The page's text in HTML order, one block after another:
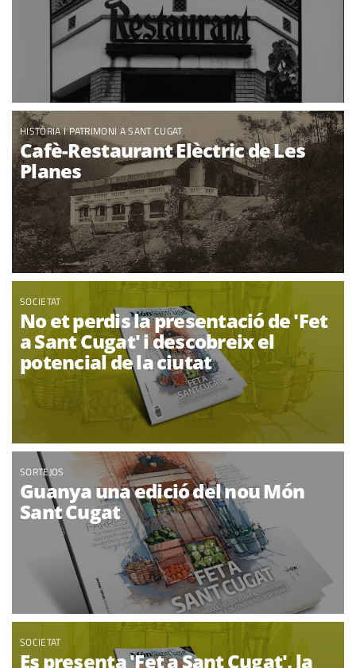
HISTÒRIA I PATRIMONI A SANT CUGAT
Cafè-Restaurant Elèctric de Les
Planes
SOCIETAT
No et perdis la presentació de 'Fet
a Sant Cugat' i descobreix el
potencial de la ciutat
SORTEJOS
Guanya una edició del nou Món
Sant Cugat
SOCIETAT
Es presenta 'Fet a Sant Cugat', la